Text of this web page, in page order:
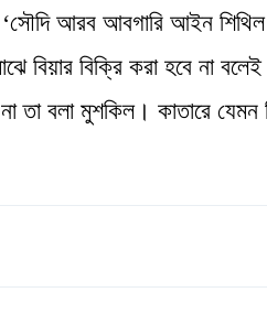
‘সৌদি আরব আবগারি আইন
বিয়ার বিক্রি করা হবে না
তা বলা মুশকিল। কাতারে